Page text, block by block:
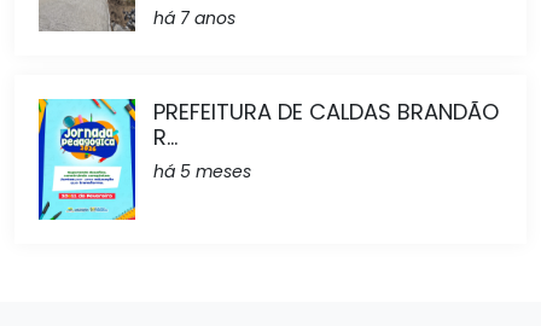
há 7 anos
PREFEITURA DE CALDAS BRANDÃO
R...
há 5 meses